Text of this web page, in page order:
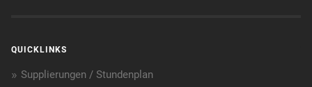
QUICKLINKS
Supplierungen / Stundenplan